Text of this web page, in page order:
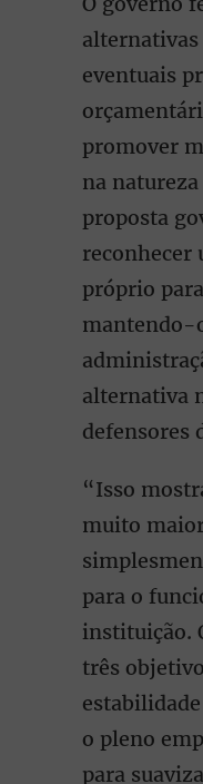
eventuais
promover
na
proposta
reconhecer
próprio
mantendo-
alternativa
defensores
“Isso
muito
para o
instituição.
três
o pleno
para